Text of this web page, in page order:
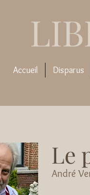
Accueil Disparus
Le
André